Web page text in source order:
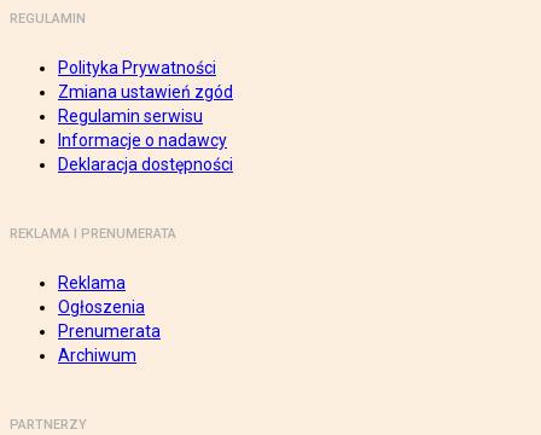
REGULAMIN
Polityka Prywatności
Zmiana ustawień zgód
Regulamin serwisu
Informacje o nadawcy
Deklaracja dostępności
REKLAMA I PRENUMERATA
Reklama
Ogłoszenia
Prenumerata
Archiwum
PARTNERZY